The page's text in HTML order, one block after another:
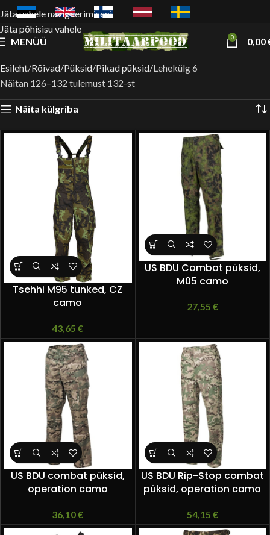
Jäta vahele navigeerimiseni
Jäta põhisisu vahele
MENÜÜ
0 0,00
Esileht Rõivad Püksid Pikad püksid Lehekülg 6
Näitan 126–132 tulemust 132-st
Näita külgriba
Tsehhi M95 tunked, CZ
camo
43,65€
US BDU Combat püksid,
M05 camo
27,55 €
US BDU combat püksid,
operation camo
36,10€
US BDU Rip-Stop combat
püksid, operation camo
54,15 €